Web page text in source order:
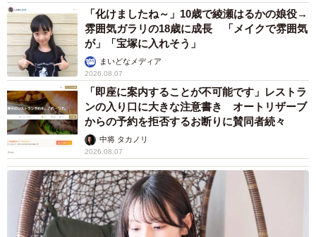
「化けましたね～」10歳で綾瀬はるかの娘役→
雰囲気ガラリの18歳に成長 「メイクで雰囲気
が」「宝塚に入れそう」
まいどなメディア
2026.08.07
「即座に案内することが不可能です」レストラ
ンの入り口に大きな注意書き オートリザーブ
からの予約を拒否するお断りに賛同者続々
中将 タカノリ
2026.08.07